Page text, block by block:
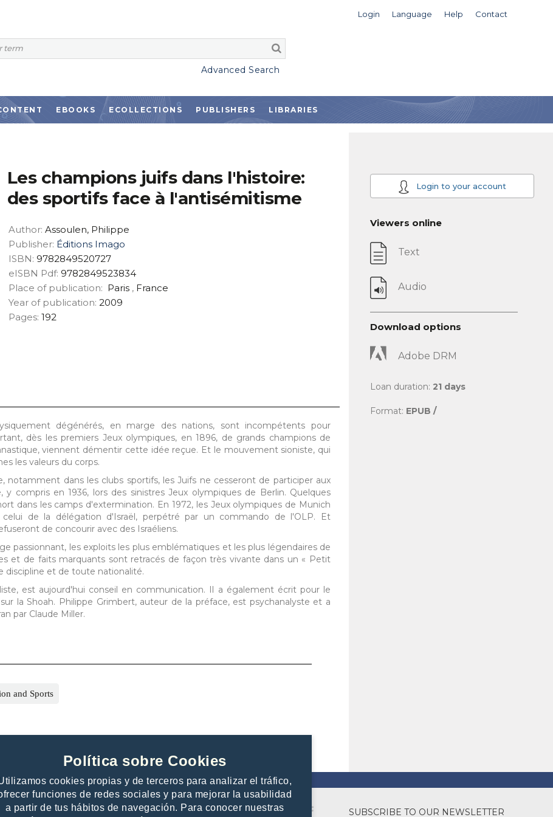
Política sobre Cookies
cookies propias y de terceros para analizar el tráfico,
funciones de redes sociales y para mejorar la usabilidad
a partir de tus hábitos de navegación. Para conocer nuestras
Login Language Help Contact
Advanced Search
EBOOKS ECOLLECTIONS PUBLISHERS LIBRARIES
Les champions juifs dans l'histoire:
des sportifs face à l'antisémitisme
Author: Assoulen, Philippe
Publisher: Éditions Imago
ISBN: 9782849520727
eISBN Pdf: 9782849523834
Place of publication: Paris, France
Year of publication: 2009
Pages: 192
dégénérés, en marge des nations, sont incompétents pour
dès les premiers Jeux olympiques, en 1896, de grands champions de
viennent démentir cette idée reçue. Et le mouvement sioniste, qui
les valeurs du corps.
dans les clubs sportifs, les Juifs ne cesseront de participer aux
compris en 1936, lors des sinistres Jeux olympiques de Berlin. Quelques
dans les camps d'extermination. En 1972, les Jeux olympiques de Munich
de la délégation d'Israël, perpétré par un commando de l'OLP. Et
de concourir avec des Israéliens.
passionnant, les exploits les plus emblématiques et les plus légendaires de
et de faits marquants sont retracés de façon très vivante dans un « Petit
discipline et de toute nationalité.
est aujourd'hui conseil en communication. Il a également écrit pour le
la Shoah. Philippe Grimbert, auteur de la préface, est psychanalyste et a
par Claude Miller.
and Sports
Login to your account
Viewers online
Text
Audio
Download options
Adobe DRM
Loan duration: 21 days
Format: EPUB /
of publishers Contacto SUBSCRIBE TO OUR NEWSLETTER